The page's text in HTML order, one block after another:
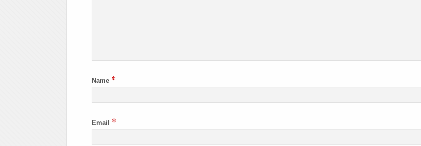
Name *
Email *